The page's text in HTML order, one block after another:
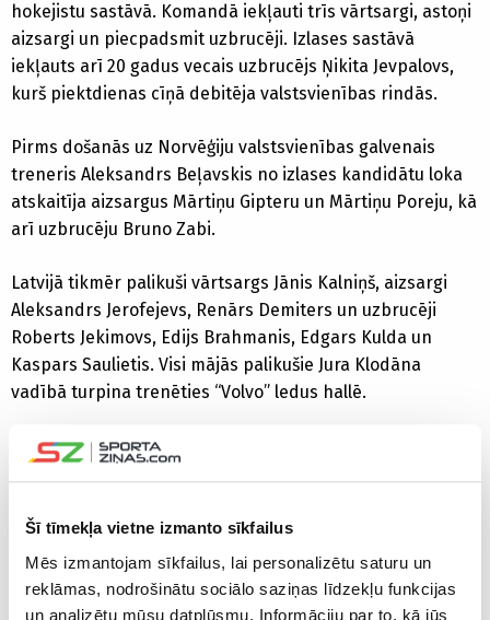
Šī tīmekļa vietne izmanto sīkfailus
Mēs izmantojam sīkfailus, lai personalizētu saturu un
reklāmas, nodrošinātu sociālo saziņas līdzekļu funkcijas
un analizētu mūsu datplūsmu. Informāciju par to, kā jūs
hokejistu sastāvā. Komandā iekļauti trīs vārtsargi, astoņi
aizsargi un piecpadsmit uzbrucēji. Izlases sastāvā
iekļauts arī 20 gadus vecais uzbrucējs Ņikita Jevpalovs,
kurš piektdienas cīņā debitēja valstsvienības rindās.
Pirms došanās uz Norvēģiju valstsvienības galvenais
treneris Aleksandrs Beļavskis no izlases kandidātu loka
atskaitīja aizsargus Mārtiņu Gipteru un Mārtiņu Poreju, kā
arī uzbrucēju Bruno Zabi.
Latvijā tikmēr palikuši vārtsargs Jānis Kalniņš, aizsargi
Aleksandrs Jerofejevs, Renārs Demiters un uzbrucēji
Roberts Jekimovs, Edijs Brahmanis, Edgars Kulda un
Kaspars Saulietis. Visi mājās palikušie Jura Klodāna
vadībā turpina trenēties “Volvo” ledus hallē.
Pasaules čempionātā Latvijas izlasei nepalīdzēs arī
pleca trauma. Zem lielas jautājuma zīmes ir arī uzbrucēja
Zemgus Girgensona, kā arī aizsargu Georgija Pujaca un
Artūra Kuldas piedalīšanās pasaules čempionātā.